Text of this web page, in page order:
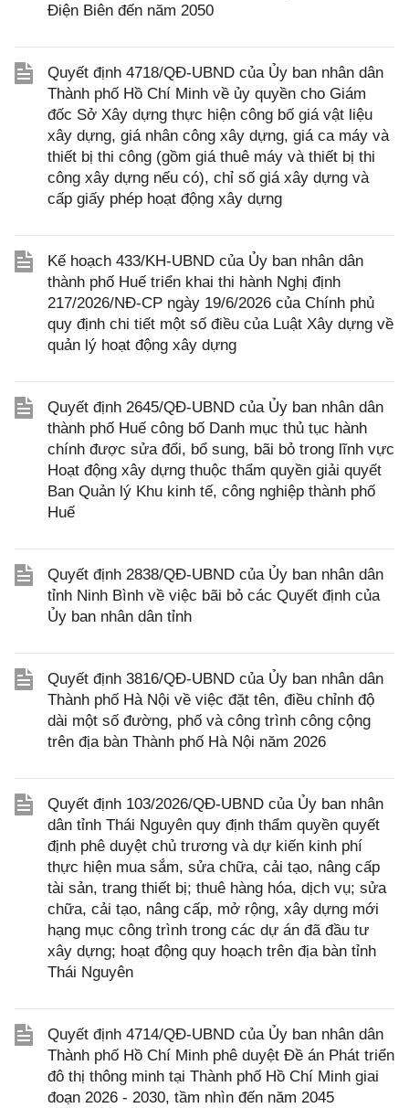
Điện Biên đến năm 2050
Quyết định 4718/QĐ-UBND của Ủy ban nhân dân
Thành phố Hồ Chí Minh về ủy quyền cho Giám
đốc Sở Xây dựng thực hiện công bố giá vật liệu
xây dựng, giá nhân công xây dựng, giá ca máy và
thiết bị thi công (gồm giá thuê máy và thiết bị thi
công xây dựng nếu có), chỉ số giá xây dựng và
cấp giấy phép hoạt động xây dựng
Kế hoạch 433/KH-UBND của Ủy ban nhân dân
thành phố Huế triển khai thi hành Nghị định
217/2026/NĐ-CP ngày 19/6/2026 của Chính phủ
quy định chi tiết một số điều của Luật Xây dựng về
quản lý hoạt động xây dựng
Quyết định 2645/QĐ-UBND của Ủy ban nhân dân
thành phố Huế công bố Danh mục thủ tục hành
chính được sửa đổi, bổ sung, bãi bỏ trong lĩnh vực
Hoạt động xây dựng thuộc thẩm quyền giải quyết
Ban Quản lý Khu kinh tế, công nghiệp thành phố
Huế
Quyết định 2838/QĐ-UBND của Ủy ban nhân dân
tỉnh Ninh Bình về việc bãi bỏ các Quyết định của
Ủy ban nhân dân tỉnh
Quyết định 3816/QĐ-UBND của Ủy ban nhân dân
Thành phố Hà Nội về việc đặt tên, điều chỉnh độ
dài một số đường, phố và công trình công cộng
trên địa bàn Thành phố Hà Nội năm 2026
Quyết định 103/2026/QĐ-UBND của Ủy ban nhân
dân tỉnh Thái Nguyên quy định thẩm quyền quyết
định phê duyệt chủ trương và dự kiến kinh phí
thực hiện mua sắm, sửa chữa, cải tạo, nâng cấp
tài sản, trang thiết bị; thuê hàng hóa, dịch vụ; sửa
chữa, cải tạo, nâng cấp, mở rộng, xây dựng mới
hạng mục công trình trong các dự án đã đầu tư
xây dựng; hoạt động quy hoạch trên địa bàn tỉnh
Thái Nguyên
Quyết định 4714/QĐ-UBND của Ủy ban nhân dân
Thành phố Hồ Chí Minh phê duyệt Đề án Phát triển
đô thị thông minh tại Thành phố Hồ Chí Minh giai
đoạn 2026 - 2030, tầm nhìn đến năm 2045